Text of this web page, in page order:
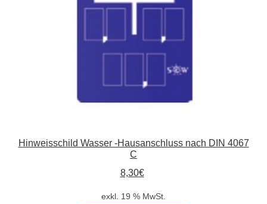
Hinweisschild Wasser -Hausanschluss nach DIN 4067
C
8,30€
exkl. 19 % MwSt.